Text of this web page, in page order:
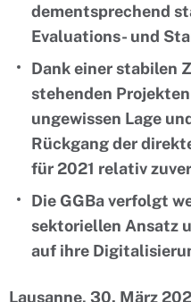
dementsprechend
Evaluations- und
Dank einer stabilen
stehenden
ungewissen Lage
Rückgang der
für 2021 relativ
Die GGBa verfolgt
sektoriellen Ansatz
auf ihre
Lausanne, 30. März